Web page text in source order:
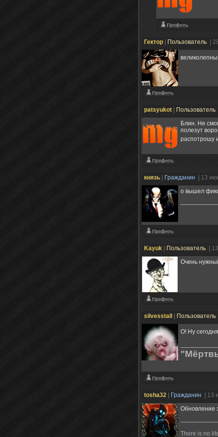
Гектор Пользователь |
patsyukot Пользователь
Блин. Не
полезут
распотрошу
князь Гражданин
| 13
о вышел
Kayuk Пользователь
|
Очень
silvesstall Пользователь
О! Ну
tosha32 Гражданин
| 13
Обновление
There is no